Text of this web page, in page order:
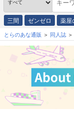
三間 ゼンゼロ 薬屋
とらのあな通販 同人誌